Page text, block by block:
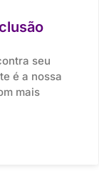
seu
é a nossa
mais